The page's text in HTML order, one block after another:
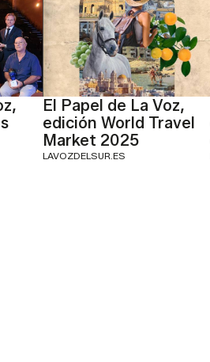
El Papel de La Voz,
edición World Travel
Market 2025
LAVOZDELSUR.ES